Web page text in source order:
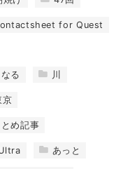
for Quest
る 川
京
め記事
あっと